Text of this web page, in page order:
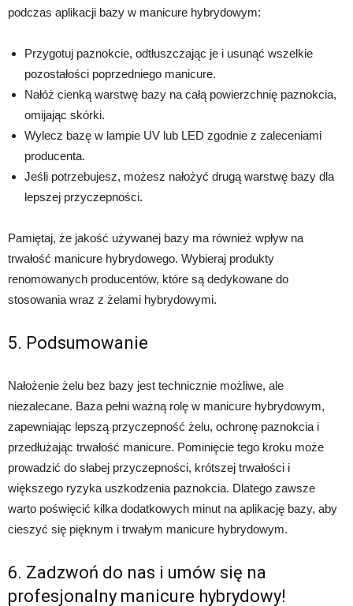
podczas aplikacji bazy w manicure hybrydowym:
Przygotuj paznokcie, odtłuszczając je i usunąć wszelkie
pozostałości poprzedniego manicure.
Nałóż cienką warstwę bazy na całą powierzchnię paznokcia,
omijając skórki.
Wylecz bazę w lampie UV lub LED zgodnie z zaleceniami
producenta.
Jeśli potrzebujesz, możesz nałożyć drugą warstwę bazy dla
lepszej przyczepności.
Pamiętaj, że jakość używanej bazy ma również wpływ na
trwałość manicure hybrydowego. Wybieraj produkty
renomowanych producentów, które są dedykowane do
stosowania wraz z żelami hybrydowymi.
5. Podsumowanie
Nałożenie żelu bez bazy jest technicznie możliwe, ale
niezalecane. Baza pełni ważną rolę w manicure hybrydowym,
zapewniając lepszą przyczepność żelu, ochronę paznokcia i
przedłużając trwałość manicure. Pominięcie tego kroku może
prowadzić do słabej przyczepności, krótszej trwałości i
większego ryzyka uszkodzenia paznokcia. Dlatego zawsze
warto poświęcić kilka dodatkowych minut na aplikację bazy, aby
cieszyć się pięknym i trwałym manicure hybrydowym.
6. Zadzwoń do nas i umów się na
profesjonalny manicure hybrydowy!